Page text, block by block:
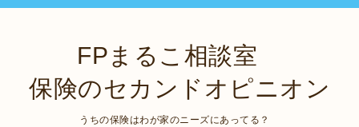
FPまるこ相談室
保険のセカンドオピニオン
うちの保険はわが家のニーズにあってる？